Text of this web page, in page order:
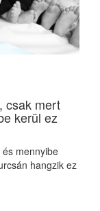
csak mert
kerül ez
mennyibe
hangzik ez